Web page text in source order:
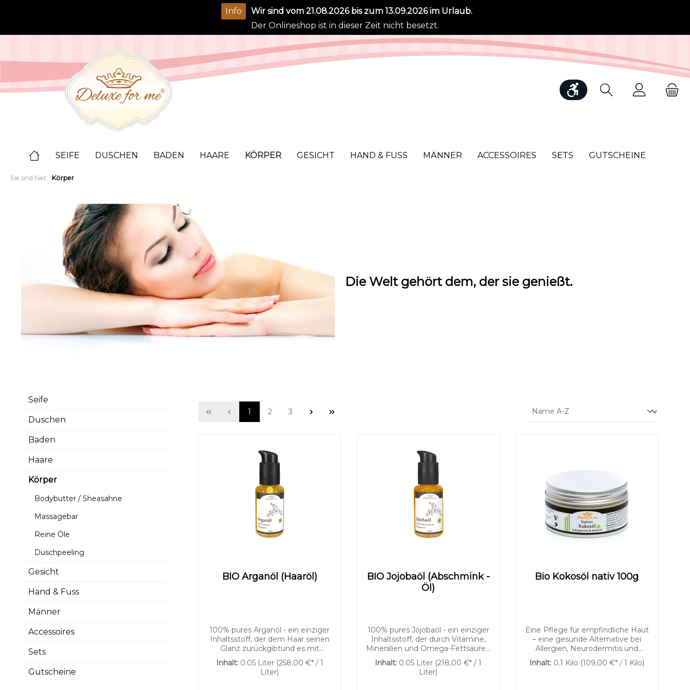
Info
Wir sind vom 21.08.2026 bis zum 13.09.2026 im Urlaub.
Der Onlineshop ist in dieser Zeit nicht besetzt.
Werkzeugleiste anzeigen
SEIFE DUSCHEN BADEN HAARE KÖRPER GESICHT HAND & FUSS MÄNNER ACCESSOIRES SETS GUTSCHEINE
Sie sind hier: Körper
Die Welt gehört dem, der sie genießt.
Seife
Duschen
Baden
Haare
Körper
Bodybutter / Sheasahne
Massagebar
Reine Öle
Duschpeeling
Gesicht
Hand & Fuss
Männer
Accessoires
Sets
Gutscheine
1 2 3
BIO Arganöl (Haaröl)
100% pures Arganöl - ein einziger
Inhaltsstoff, der dem Haar seinen
Glanz zurückgibtund es mit
wertvollem Vitamin E vor
brüchigen Spitzen bewahrt. Reich
an Vitamin E, das freie Radikale
Inhalt: 0.05 Liter (258,00 €* / 1
Liter)
BIO Jojobaöl (Abschmink -
Öl)
100% pures Jojobaöl - ein einziger
Inhaltsstoff, der durch Vitamine,
Mineralien und Omega-Fettsäuren
nachhaltig Feuchtigkeit spendet
und die Haut sichtbar glatter und
straffer erscheinen lässt. Unser
Inhalt: 0.05 Liter (218,00 €* / 1
Liter)
Bio Kokosöl nativ 100g
Eine Pflege für empfindliche Haut
– eine gesunde Alternative bei
Allergien, Neurodermitis und
Schuppenflechte. Die natürliche
Zeckenabwehr. Deluxe for me
Inhalt: 0.1 Kilo (109,00 €* / 1 Kilo)